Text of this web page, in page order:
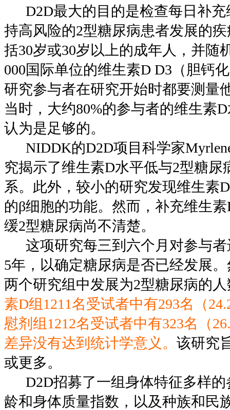
D2D最大的目的是检查每日补充
持高风险的2型糖尿病患者发展的
括30岁或30岁以上的成年人，并随
000国际单位的维生素D D3（胆钙
研究参与者在研究开始时都要测量
当时，大约80%的参与者的维生素
认为是足够的。
NIDDK的D2D项目科学家
究揭示了维生素D水平低与2型糖尿
系。此外，较小的研究发现维生素
的β细胞的功能。然而，补充维生
缓2型糖尿病尚不清楚。
这项研究每三到六个月对参与者
5年，以确定糖尿病是否已经发展
两个研究组中发展为2型糖尿病的
素D组1211名受试者中有293名（
慰剂组1212名受试者中有323名（
差异没有达到统计学意义。 该研究
或更多。
D2D招募了一组身体特征多样的
龄和身体质量指数，以及种族和民